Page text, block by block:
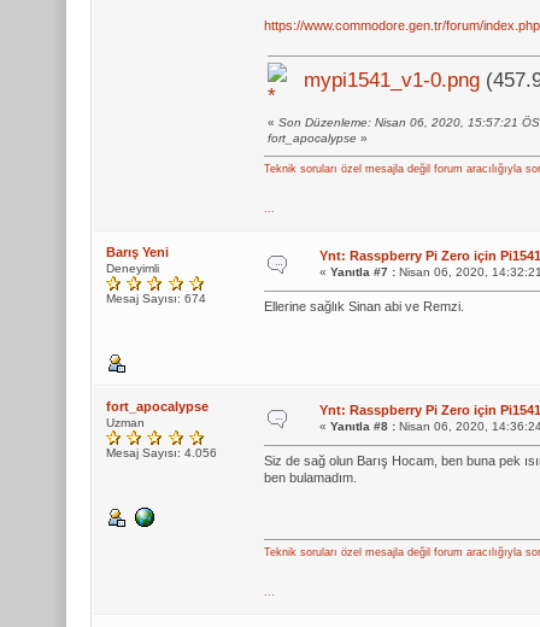
https://www.commodore.gen.tr/forum/
mypi1541_v1-0.png
« Son Düzenleme: Nisan 06, 2020, 15:57:21
fort_apocalypse »
Teknik soruları özel mesajla değil forum aracılığıyla
...
Barış Yeni
Deneyimli
Mesaj Sayısı: 674
Ynt: Rasspberry Pi Zero için
« Yanıtla #7 :Nisan 06, 2020,
Ellerine sağlık Sinan abi ve Remzi.
fort_apocalypse
Uzman
Mesaj Sayısı: 4.056
Ynt: Rasspberry Pi Zero için
« Yanıtla #8 :Nisan 06, 2020,
Siz de sağ olun Barış Hocam, ben buna pek
ben bulamadım.
Teknik soruları özel mesajla değil forum aracılığıyla
...